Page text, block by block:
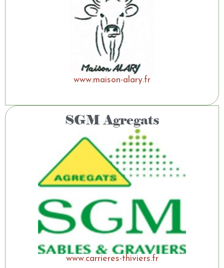
www.maison-alary.fr
SGM Agregats
www.carrieres-thiviers.fr